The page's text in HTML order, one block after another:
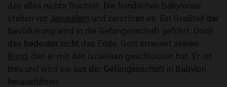
das alles nichts fruchtet. Die feindlichen Babylonier
stehen vor Jerusalem und zerstören es. Ein Großteil der
Bevölkerung wird in die Gefangenschaft geführt. Doch
das bedeutet nicht das Ende. Gott erneuert seinen
Bund , den er mit den Israeliten geschlossen hat. Er ist
treu und wird sie aus der Gefangenschaft in Babylon
herausführen.